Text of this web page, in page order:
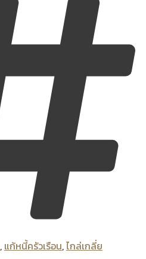
, แก้หนี้ครัวเรือน,ไกล่เกลี่ย